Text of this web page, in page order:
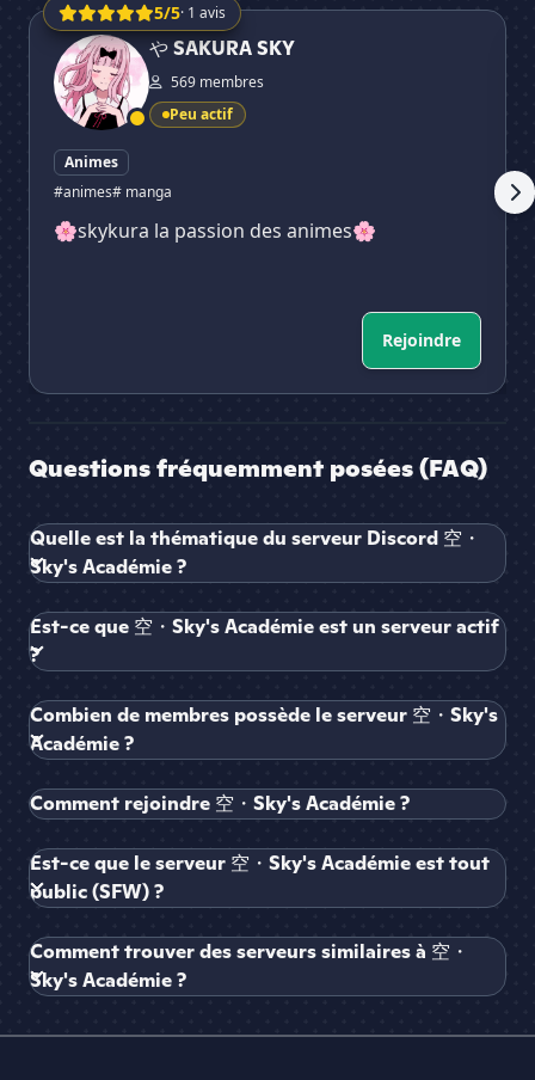
5/5· 1 avis
や SAKURA SKY
や SAKURA SKY
569 membres
Peu actif
Animes
#animes# manga
🌸skykura la passion des animes🌸
Rejoindre
Questions fréquemment posées (FAQ)
Quelle est la thématique du serveur Discord 空・
Sky's Académie ?
Est-ce que 空・Sky's Académie est un serveur actif
?
Combien de membres possède le serveur 空・Sky's
Académie ?
Comment rejoindre 空・Sky's Académie ?
Est-ce que le serveur 空・Sky's Académie est tout
public (SFW) ?
Comment trouver des serveurs similaires à 空・
Sky's Académie ?